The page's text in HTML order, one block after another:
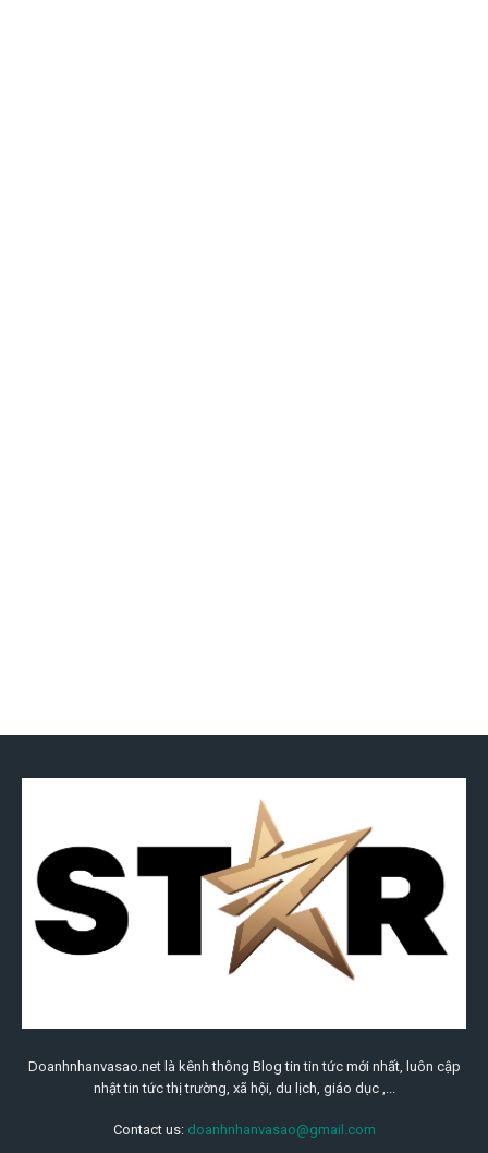
Doanhnhanvasao.net là kênh thông Blog tin tin tức mới nhất, luôn cập
nhật tin tức thị trường, xã hội, du lịch, giáo dục ,...
Contact us: doanhnhanvasao@gmail.com